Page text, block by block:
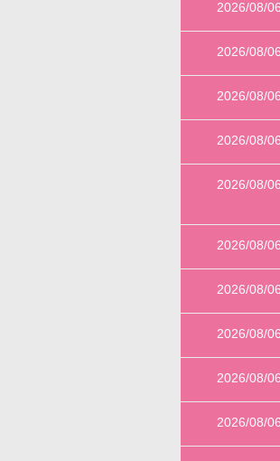
2026/08/06
2026/08/06
2026/08/06
2026/08/06
2026/08/06
2026/08/06
2026/08/06
2026/08/06
2026/08/06
2026/08/06